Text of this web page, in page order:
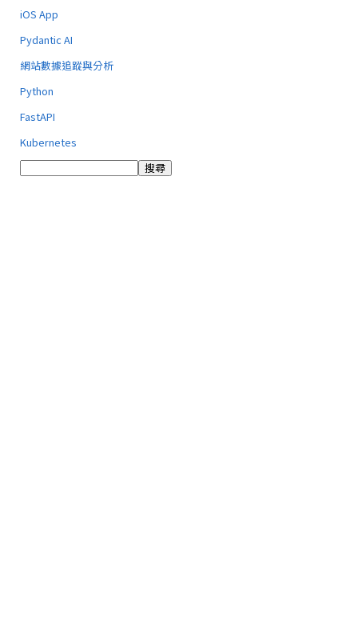
iOS App
Pydantic AI
網站數據追蹤與分析
Python
FastAPI
Kubernetes